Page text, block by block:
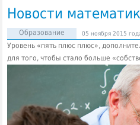
Новости
Образование 05 ноября 2015
Уровень «пять плюс плюс»,
для того, чтобы стало больше